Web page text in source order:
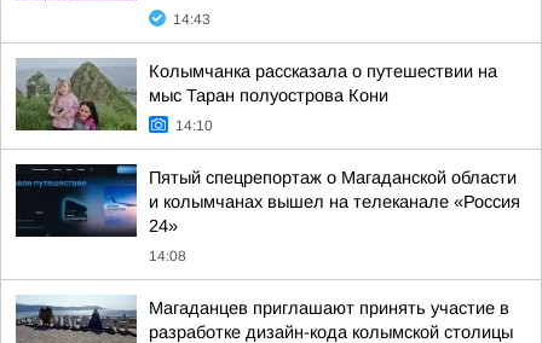
14:43
Колымчанка рассказала о путешествии на
мыс Таран полуострова Кони
14:10
Пятый спецрепортаж о Магаданской области
и колымчанах вышел на телеканале «Россия
24»
14:08
Магаданцев приглашают принять участие в
разработке дизайн-кода колымской столицы